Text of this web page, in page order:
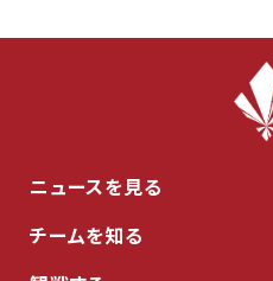
ニュースを見る
チームを知る